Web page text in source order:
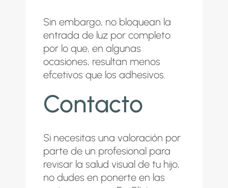
Sin embargo, no bloquean la
entrada de luz por completo
por lo que, en algunas
ocasiones, resultan menos
efcetivos que los adhesivos.
Contacto
Si necesitas una valoración por
parte de un profesional para
revisar la salud visual de tu hijo,
no dudes en ponerte en las